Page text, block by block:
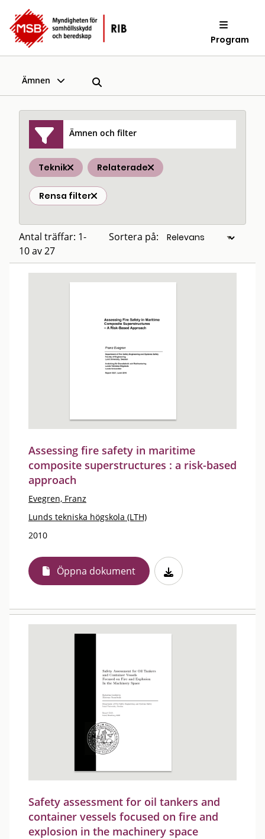
Program
Ämnen
Ämnen och filter
Teknik Relaterade
Rensa filter
Antal träffar: 1-
10 av 27
Sortera på:
Assessing fire safety in maritime
composite superstructures : a risk-based
approach
Evegren, Franz
Lunds tekniska högskola (LTH)
2010
Öppna dokument
Safety assessment for oil tankers and
container vessels focused on fire and
explosion in the machinery space